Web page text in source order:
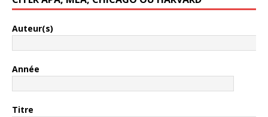
Auteur(s)
Année
Titre